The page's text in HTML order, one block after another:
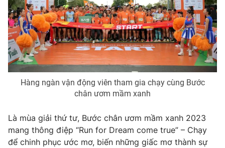
Hậu trường
Nhân vật
Khán giả
Giải sao mai
Điện ảnh
Âm nhạc
Sao
Đời sống
Du lịch
Làm đẹp
Chất lượng cuộc sống
Giáo dục
Tuyển sinh
Công nghệ
Sản phẩm
Thị trường
Lịch phát sóng
Hàng ngàn vận động viên tham gia chạy cùng Bước
chân ươm mầm xanh
Là mùa giải thứ tư, Bước chân ươm mầm xanh 2023
mang thông điệp “Run for Dream come true” – Chạy
để chinh phục ước mơ, biến những giấc mơ thành sự